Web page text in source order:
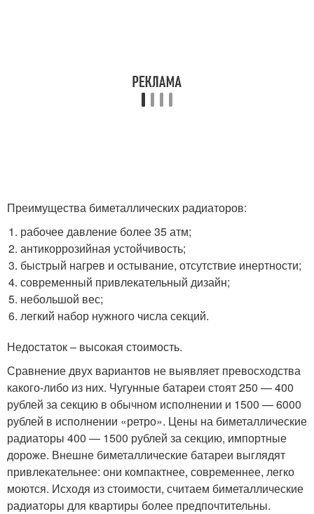
Преимущества биметаллических радиаторов:
рабочее давление более 35 атм;
антикоррозийная устойчивость;
быстрый нагрев и остывание, отсутствие инертности;
современный привлекательный дизайн;
небольшой вес;
легкий набор нужного числа секций.
Недостаток – высокая стоимость.
Сравнение двух вариантов не выявляет превосходства
какого-либо из них. Чугунные батареи стоят 250 — 400
рублей за секцию в обычном исполнении и 1500 — 6000
рублей в исполнении «ретро». Цены на биметаллические
радиаторы 400 — 1500 рублей за секцию, импортные
дороже. Внешне биметаллические батареи выглядят
привлекательнее: они компактнее, современнее, легко
моются. Исходя из стоимости, считаем биметаллические
радиаторы для квартиры более предпочтительны.